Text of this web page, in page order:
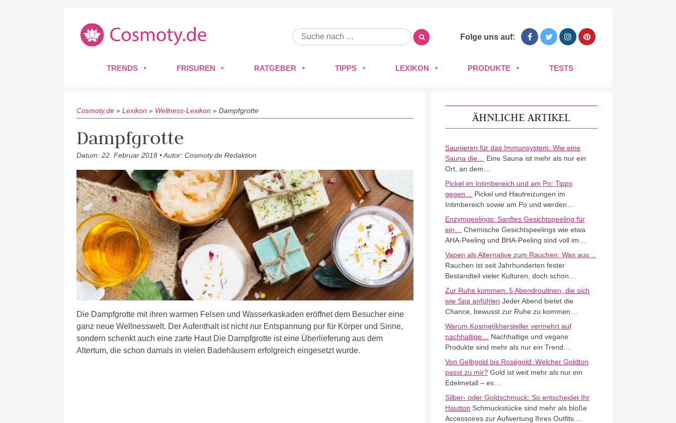
Folge uns auf:
TRENDS FRISUREN RATGEBER TIPPS LEXIKON PRODUKTE TESTS
Cosmoty.de » Lexikon » Wellness-Lexikon » Dampfgrotte
Dampfgrotte
Datum: 22. Februar 2018 • Autor: Cosmoty.de Redaktion
Die Dampfgrotte mit ihren warmen Felsen und Wasserkaskaden eröffnet dem Besucher eine
ganz neue Wellnesswelt. Der Aufenthalt ist nicht nur Entspannung pur für Körper und Sinne,
sondern schenkt auch eine zarte Haut Die Dampfgrotte ist eine Überlieferung aus dem
Altertum, die schon damals in vielen Badehäusern erfolgreich eingesetzt wurde.
ÄHNLICHE ARTIKEL
Saunieren für das Immunsystem: Wie eine
Sauna die…
Eine Sauna ist mehr als nur ein
Ort, an dem…
Pickel im Intimbereich und am Po: Tipps
gegen…
Pickel und Hautreizungen im
Intimbereich sowie am Po und werden…
Enzympeelings: Sanftes Gesichtspeeling für
ein…
Chemische Gesichtspeelings wie etwa
AHA-Peeling und BHA-Peeling sind voll im…
Vapen als Alternative zum Rauchen: Was aus…
Rauchen ist seit Jahrhunderten fester
Bestandteil vieler Kulturen, doch schon…
Zur Ruhe kommen: 5 Abendroutinen, die sich
wie Spa anfühlen Jeder Abend bietet die
Chance, bewusst zur Ruhe zu kommen…
Warum Kosmetikhersteller vermehrt auf
nachhaltige…
Nachhaltige und vegane
Produkte sind mehr als nur ein Trend.…
Von Gelbgold bis Roségold: Welcher Goldton
passt zu mir?Gold ist weit mehr als nur ein
Edelmetall – es…
Silber- oder Goldschmuck: So entscheidet Ihr
Hautton Schmuckstücke sind mehr als bloße
Accessoires zur Aufwertung Ihres Outfits.…